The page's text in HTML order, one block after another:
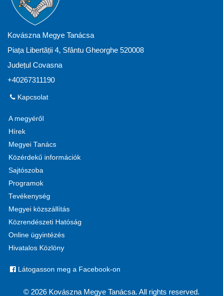
Kovászna Megye Tanácsa
Piața Libertății 4, Sfântu Gheorghe 520008
Județul Covasna
+40267311190
Kapcsolat
A megyéről
Hírek
Megyei Tanács
Közérdekű információk
Sajtószoba
Programok
Tevékenység
Megyei közszállítás
Közrendészeti Hatóság
Online ügyintézés
Hivatalos Közlöny
Látogasson meg a Facebook-on
© 2026 Kovászna Megye Tanácsa. All rights reserved.